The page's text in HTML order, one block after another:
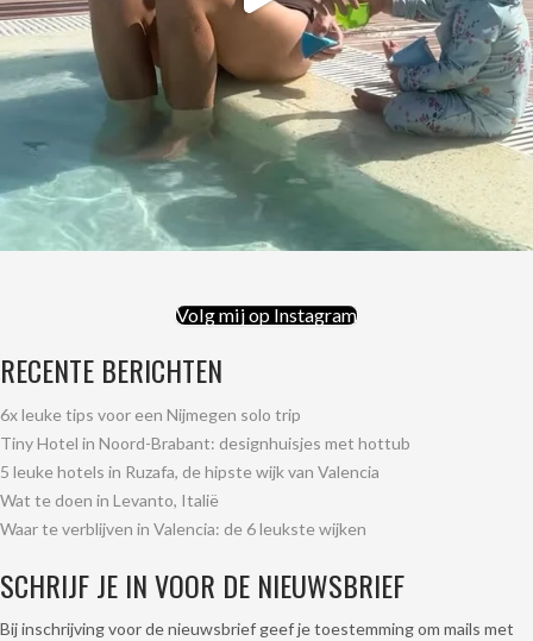
Volg mij op Instagram
RECENTE BERICHTEN
6x leuke tips voor een Nijmegen solo trip
Tiny Hotel in Noord-Brabant: designhuisjes met hottub
5 leuke hotels in Ruzafa, de hipste wijk van Valencia
Wat te doen in Levanto, Italië
Waar te verblijven in Valencia: de 6 leukste wijken
SCHRIJF JE IN VOOR DE NIEUWSBRIEF
Bij inschrijving voor de nieuwsbrief geef je toestemming om mails met